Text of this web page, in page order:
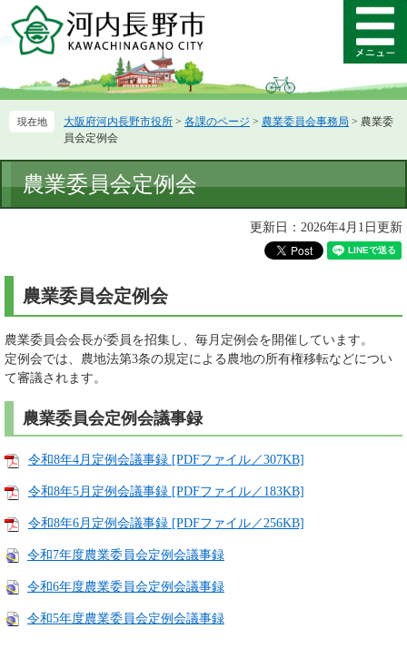
ー
先
ニ
を
て
メ
ニ
ー
大阪府河内長野市役所 > 各課のページ > 農業委員会事務局 > 農業委
員会定例会
文
農業委員会定例会
更新日：2026年4月1日更新
農業委員会定例会
農業委員会会長が委員を招集し、毎月定例会を開催しています。
定例会では、農地法第3条の規定による農地の所有権移転などについ
て審議されます。
農業委員会定例会議事録
令和8年4月定例会議事録 [PDFファイル／307KB]
令和8年5月定例会議事録 [PDFファイル／183KB]
令和8年6月定例会議事録 [PDFファイル／256KB]
令和7年度農業委員会定例会議事録
令和6年度農業委員会定例会議事録
令和5年度農業委員会定例会議事録